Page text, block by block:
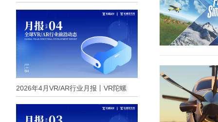
2026年4月VR/AR行业月报丨VR陀螺